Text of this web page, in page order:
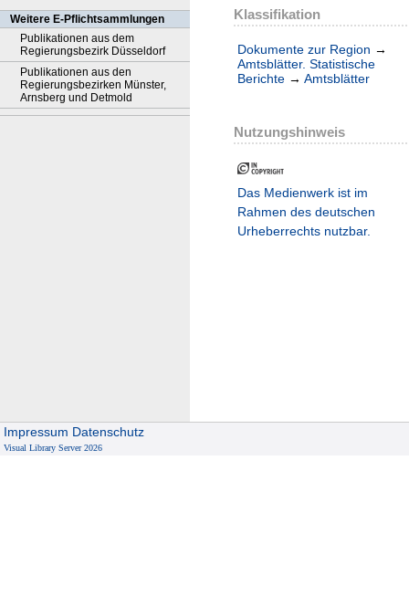
Weitere E-Pflichtsammlungen
Publikationen aus dem
Regierungsbezirk Düsseldorf
Publikationen aus den
Regierungsbezirken Münster,
Arnsberg und Detmold
Klassifikation
Dokumente zur Region →
Amtsblätter. Statistische
Berichte → Amtsblätter
Nutzungshinweis
Das Medienwerk ist im
Rahmen des deutschen
Urheberrechts nutzbar.
Impressum Datenschutz
Visual Library Server 2026